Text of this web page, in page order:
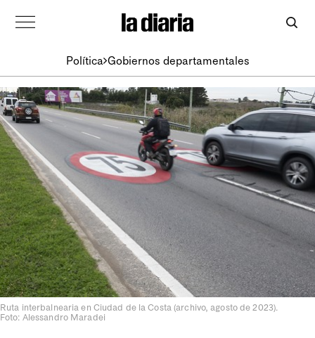
Política Gobiernos departamentales
Ruta interbalnearia en Ciudad de la Costa (archivo, agosto de 2023).
Foto: Alessandro Maradei